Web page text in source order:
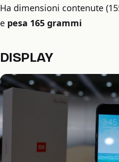
Ha dimensioni contenute
e pesa 165 grammi
DISPLAY